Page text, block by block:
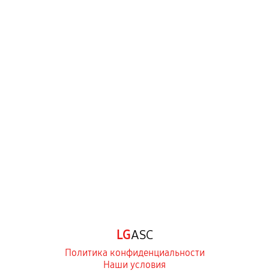
LGASC
Политика конфиденциальности
Наши условия